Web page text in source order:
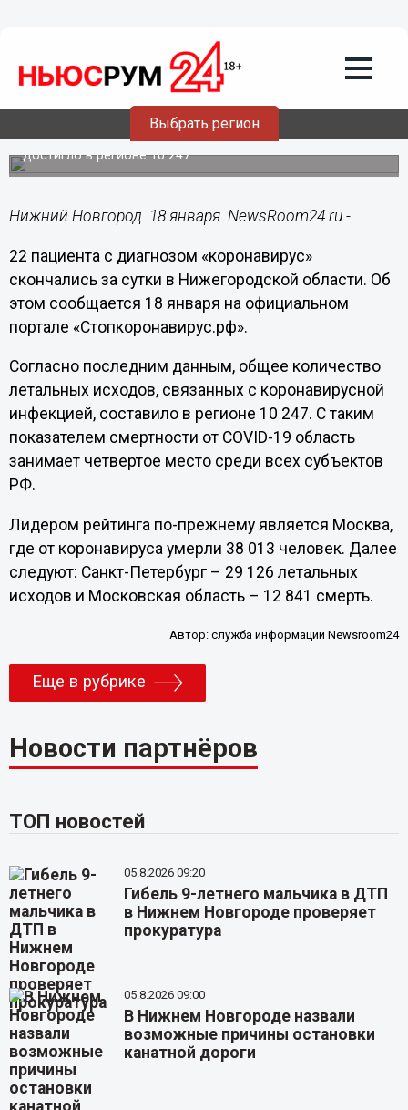
Выбрать регион
18.01.202213:39
Еще 22 больных коронавирусом
умерли в Нижегородской области
Общее количество смертей, связанных с COVID-19,
достигло в регионе 10 247.
Нижний Новгород. 18 января. NewsRoom24.ru -
22 пациента с диагнозом «коронавирус»
скончались за сутки в Нижегородской области. Об
этом сообщается 18 января на официальном
портале «Стопкоронавирус.рф».
Согласно последним данным, общее количество
летальных исходов, связанных с коронавирусной
инфекцией, составило в регионе 10 247. С таким
показателем смертности от COVID-19 область
занимает четвертое место среди всех субъектов
РФ.
Лидером рейтинга по-прежнему является Москва,
где от коронавируса умерли 38 013 человек. Далее
следуют: Санкт-Петербург – 29 126 летальных
исходов и Московская область – 12 841 смерть.
Автор:служба информации Newsroom24
Еще в рубрике
Новости партнёров
ТОП новостей
05.8.2026 09:20
Гибель 9-летнего мальчика в ДТП
в Нижнем Новгороде проверяет
прокуратура
05.8.2026 09:00
В Нижнем Новгороде назвали
возможные причины остановки
канатной дороги